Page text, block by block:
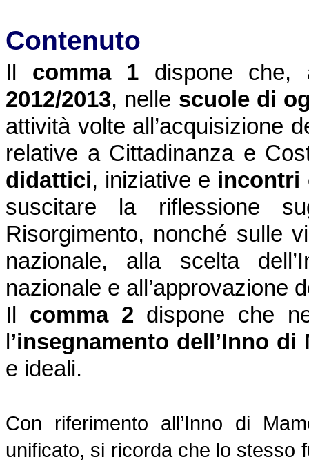
Contenuto
Il comma 1 dispone
2012/2013, nelle scuole di
attività volte all’acquisizione
relative a Cittadinanza e
didattici, iniziative e incontri
suscitare la riflessione
Risorgimento, nonché sulle
nazionale, alla scelta
nazionale e all’approvazione
Il comma 2 dispone che
’insegnamento dell’Inno di
e ideali.
Con riferimento all’Inno di
unificato, si ricorda che lo stesso